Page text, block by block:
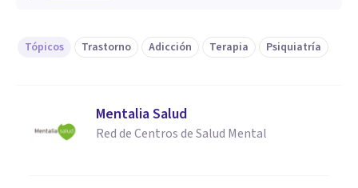
Tópicos Trastorno Adicción Terapia Psiquiatría
Mentalia Salud
Red de Centros de Salud Mental